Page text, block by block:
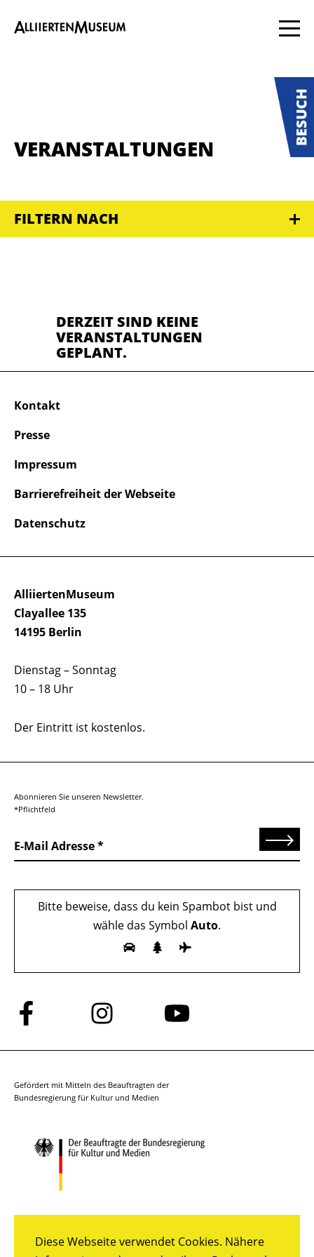
Diese Webseite verwendet Cookies. Nähere
VERANSTALTUNGEN
FILTERN NACH
DERZEIT SIND KEINE
VERANSTALTUNGEN
GEPLANT.
AlliiertenMuseum
Clayallee 135
14195 Berlin
Dienstag – Sonntag
10 – 18 Uhr
Der Eintritt ist kostenlos.
Kontakt
Presse
Impressum
Barrierefreiheit der Webseite
Datenschutz
Abonnieren Sie unseren Newsletter.
*Pflichtfeld
E-Mail Adresse Senden
Bitte beweise, dass du kein Spambot bist und
wähle das Symbol Auto.
Folge
uns
auf
Folge
uns
auf
Folge
auf
Gefördert mit Mitteln des Beauftragten der
Bundesregierung für Kultur und Medien